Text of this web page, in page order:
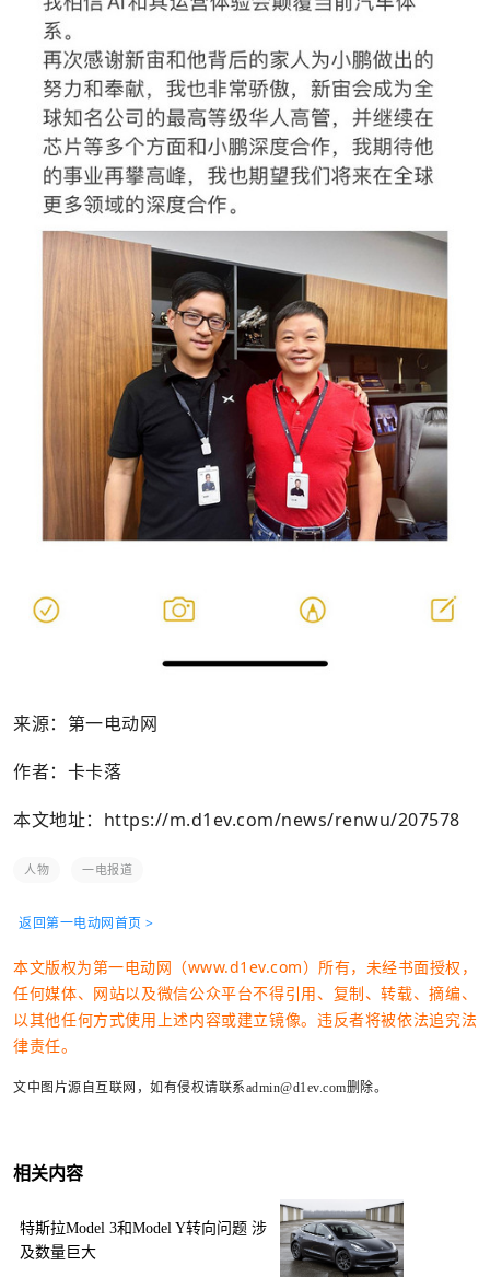
来源：第一电动网
作者：卡卡落
本文地址： https://m.d1ev.com/news/renwu/207578
人物 一电报道
返回第一电动网首页 >
本文版权为第一电动网（www.d1ev.com）所有，未经书面授权，
任何媒体、网站以及微信公众平台不得引用、复制、转载、摘编、
以其他任何方式使用上述内容或建立镜像。违反者将被依法追究法
律责任。
文中图片源自互联网，如有侵权请联系admin@d1ev.com删除。
相关内容
特斯拉Model 3和Model Y转向问题 涉
及数量巨大